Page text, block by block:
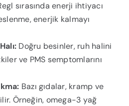
sırasında enerji ihtiyacı
enerjik kalmayı
Doğru besinler, ruh halini
ve PMS semptomlarını
Bazı gıdalar, kramp ve
Örneğin, omega-3 yağ